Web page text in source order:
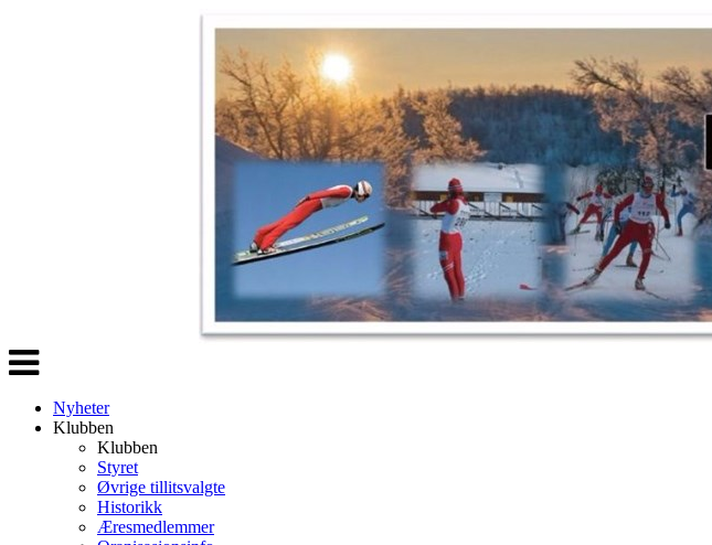
Veksle
navigasjon
Nyheter
Klubben
Klubben
Styret
Øvrige tillitsvalgte
Historikk
Æresmedlemmer